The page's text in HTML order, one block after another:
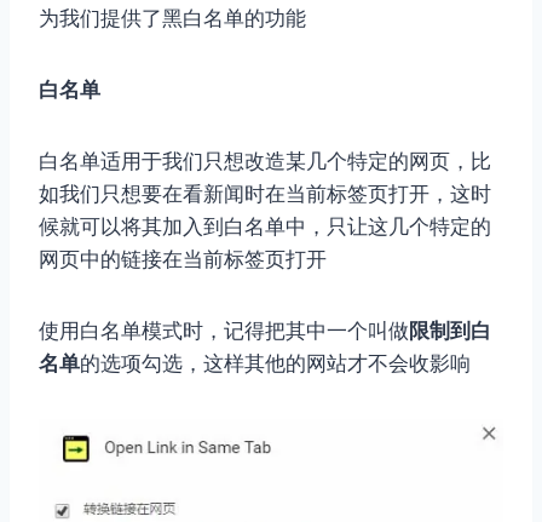
为我们提供了黑白名单的功能
白名单
白名单适用于我们只想改造某几个特定的网页，比
如我们只想要在看新闻时在当前标签页打开，这时
候就可以将其加入到白名单中，只让这几个特定的
网页中的链接在当前标签页打开
使用白名单模式时，记得把其中一个叫做 限制到白
名单的选项勾选，这样其他的网站才不会收影响